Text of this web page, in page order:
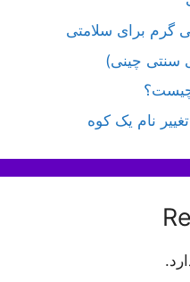
گرم برای سلامتی
سنتی چینی)
نام یک کوه